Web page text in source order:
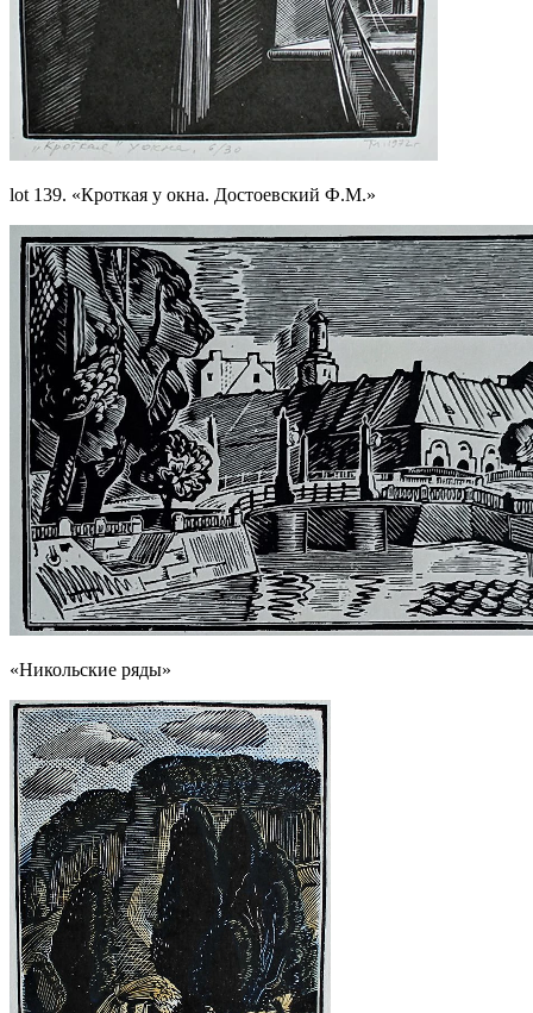
lot 139. «Кроткая у окна. Достоевский Ф.М.»
«Никольские ряды»